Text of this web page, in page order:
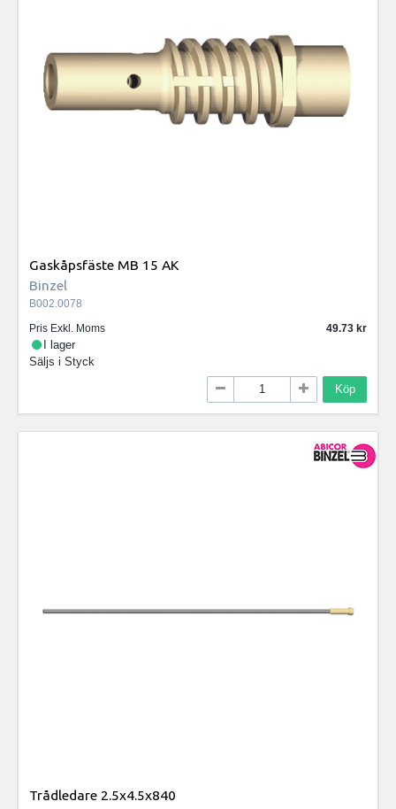
Gaskåpsfäste MB 15 AK
Binzel
B002.0078
Pris Exkl. Moms
49.73
I lager
Säljs i Styck
Köp
Trådledare 2.5x4.5x840